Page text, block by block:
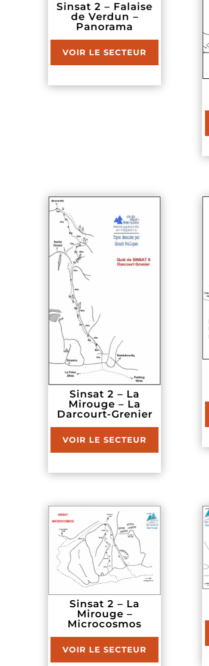
Sinsat 2 – Falaise
de Verdun –
Panorama
VOIR LE SECTEUR
Sinsat 2 – La
Mirouge – La
Darcourt-Grenier
VOIR LE SECTEUR
Sinsat 2 – La
Mirouge –
Microcosmos
VOIR LE SECTEUR